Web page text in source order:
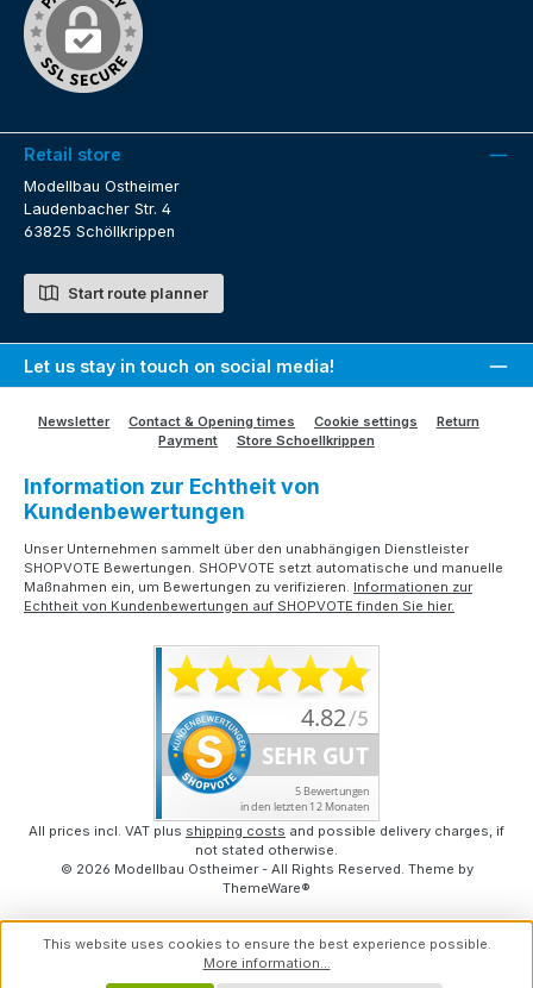
Retail store
Modellbau Ostheimer
Laudenbacher Str. 4
63825 Schöllkrippen
Start route planner
Let us stay in touch on social media!
Newsletter Contact & Opening times Cookie settings
Return
Payment
Store Schoellkrippen
Information zur Echtheit von
Kundenbewertungen
Unser Unternehmen sammelt über den unabhängigen Dienstleister
SHOPVOTE Bewertungen. SHOPVOTE setzt automatische und manuelle
Maßnahmen ein, um Bewertungen zu verifizieren. Informationen zur
Echtheit von Kundenbewertungen auf SHOPVOTE finden Sie hier.
All prices incl. VAT plus shipping costs and possible delivery charges, if
not stated otherwise.
© 2026 Modellbau Ostheimer - All Rights Reserved. Theme by
ThemeWare®
This website uses cookies to ensure the best experience possible.
More information...